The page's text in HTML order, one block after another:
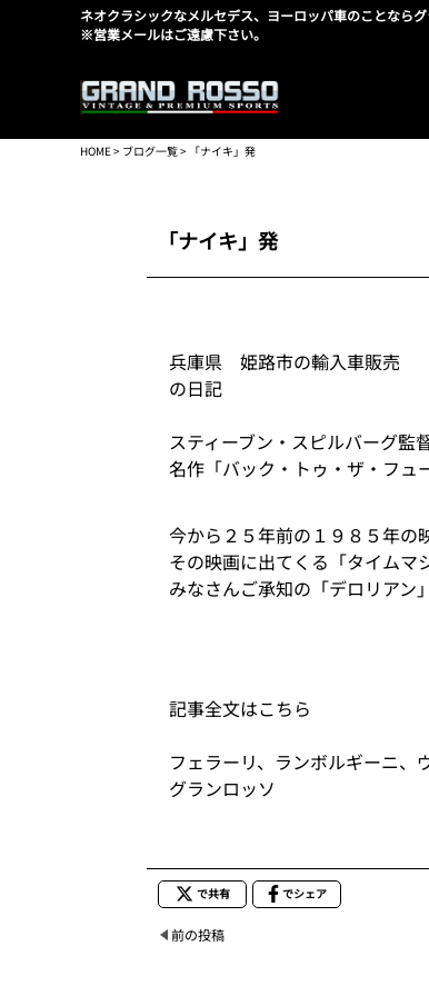
ネオクラシックなメルセデス、ヨーロッパ車のことなら
※営業メールはご遠慮下さい。
HOME> ブログ一覧> 「ナイキ」発
「ナイキ」発
兵庫県 姫路市の輸入車販売
の日記
スティーブン・スピルバーグ監
名作「バック・トゥ・ザ・フュ
今から２５年前の１９８５年の
その映画に出てくる「タイムマ
みなさんご承知の「デロリアン」
記事全文はこちら
フェラーリ、ランボルギーニ、
グランロッソ
で共有 でシェア
前の投稿